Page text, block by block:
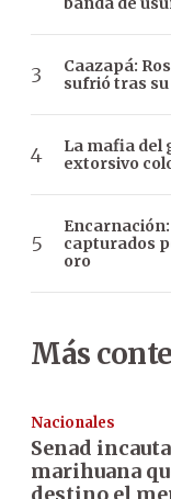
Caazapá:
sufrió tras
La mafia del
extorsivo
capturados
oro
Más
Nacionales
Senad
marihuana